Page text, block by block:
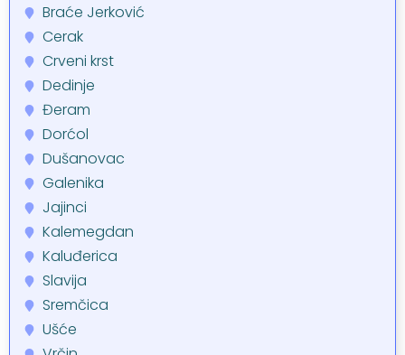
Braće Jerković
Cerak
Crveni krst
Dedinje
Đeram
Dorćol
Dušanovac
Galenika
Jajinci
Kalemegdan
Kaluđerica
Slavija
Sremčica
Ušće